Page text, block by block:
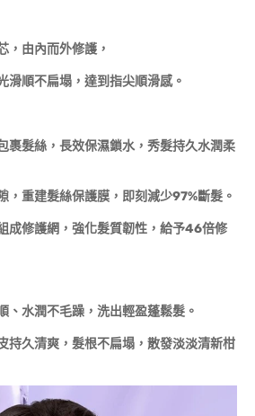
，由內而外修護，
滑順不扁塌，達到指尖順滑感。
裹髮絲，長效保濕鎖水，秀髮持久水潤柔
，重建髮絲保護膜，即刻減少97%斷髮。
成修護網，強化髮質韌性，給予46倍修
、水潤不毛躁，洗出輕盈蓬鬆髮。
持久清爽，髮根不扁塌，散發淡淡清新柑